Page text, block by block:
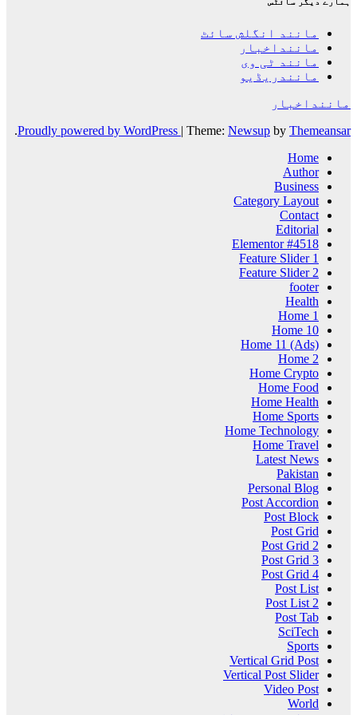
مانند انگلش سائٹ
ماننداخبار
مانند ٹی وی
مانندریڈیو
ماننداخبار
Proudly powered by WordPress | Theme: Newsup by Themeansar
.
Home
Author
Business
Category Layout
Contact
Editorial
Elementor #4518
Feature Slider 1
Feature Slider 2
footer
Health
Home 1
Home 10
Home 11 (Ads)
Home 2
Home Crypto
Home Food
Home Health
Home Sports
Home Technology
Home Travel
Latest News
Pakistan
Personal Blog
Post Accordion
Post Block
Post Grid
Post Grid 2
Post Grid 3
Post Grid 4
Post List
Post List 2
Post Tab
SciTech
Sports
Vertical Grid Post
Vertical Post Slider
Video Post
World